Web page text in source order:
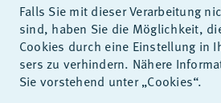
Falls Sie mit die­ser Ver­ar­bei­tung
sind, ha­ben Sie die Mög­lich­keit,
Coo­kies durch eine Ein­stel­lung in
sers zu ver­hin­dern. Nä­he­re
Sie vor­ste­hend un­ter „Coo­kies“.